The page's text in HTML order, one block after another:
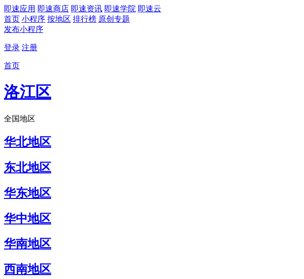
即速应用 即速商店 即速资讯 即速学院 即速云
首页 小程序 按地区 排行榜 原创专题
发布小程序
登录 注册
首页
洛江区
全国地区
华北地区
东北地区
华东地区
华中地区
华南地区
西南地区